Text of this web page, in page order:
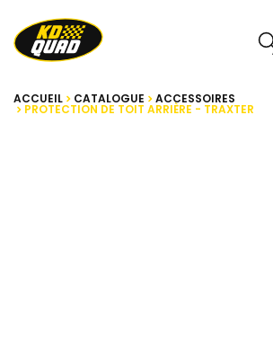
ACCUEIL CATALOGUE ACCESSOIRES
PROTECTION DE TOIT ARRIÈRE - TRAXTER